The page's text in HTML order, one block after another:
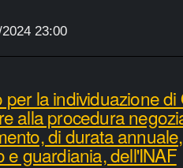
23:00
la individuazione
alla procedura
di durata
e guardiania, dell'INAF